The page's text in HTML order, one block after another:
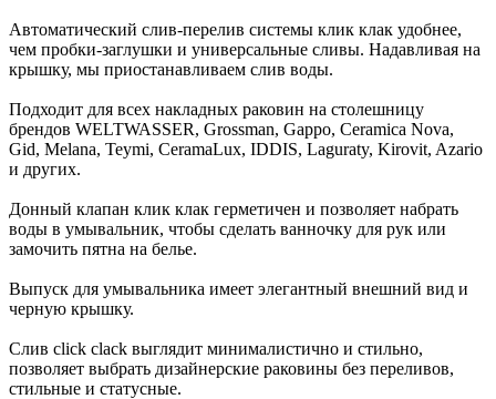
Автоматический слив-перелив системы клик клак удобнее,
чем пробки-заглушки и универсальные сливы. Надавливая на
крышку, мы приостанавливаем слив воды.
Подходит для всех накладных раковин на столешницу
брендов WELTWASSER, Grossman, Gappo, Ceramica Nova,
Gid, Melana, Teymi, CeramaLux, IDDIS, Laguraty, Kirovit, Azario
и других.
Донный клапан клик клак герметичен и позволяет набрать
воды в умывальник, чтобы сделать ванночку для рук или
замочить пятна на белье.
Выпуск для умывальника имеет элегантный внешний вид и
черную крышку.
Слив click clack выглядит минималистично и стильно,
позволяет выбрать дизайнерские раковины без переливов,
стильные и статусные.